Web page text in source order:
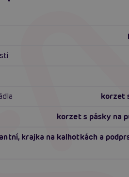
korzet
korzet s pásky na
krajka na kalhotkách a